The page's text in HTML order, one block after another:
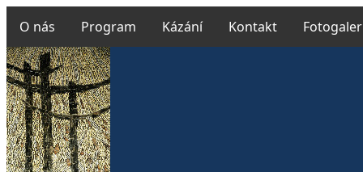
O nás Program Kázání Kontakt